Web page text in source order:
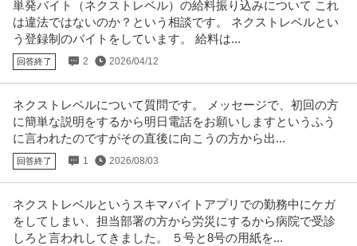
月給28万円〜40万円
人物重視の採用を行う当施設では、 皆様が気持ちよく働ける環境づくりに全
力で取り組んでいます！ 幅広…続きを見る
松江病院 薬局長安心・安定の大手医療法人
医療法人社団城東桐和会
正社員 経験者優遇 産休・育休実績あり 教育充実
年収600万円〜700万円
【職種】医療・看護・薬剤＞薬剤師・管理薬剤師 【業種】メディカル＞病
提供：ビズリーチ
この条件の求人をもっと見る
単発バイト（ネクストレベル）の給料振り込みについて これ
は違法ではないのか？という相談です。 ネクストレベルとい
う登録制のバイトをしています。 給料は...
回答終了 2 2026/04/12
ネクストレベルについて質問です。 メッセージで、初回の方
に簡単な説明をするから明日電話をお願いしますというふう
に言われたのですがその直後に向こうの方から出...
回答終了 1 2026/08/03
ネクストレベルというスキマバイトアプリでの勤務中にケガ
をしてしまい、担当部署の方から労災にするから病院で受診
しろと言われしてきました。 ５号と8号の用紙を...